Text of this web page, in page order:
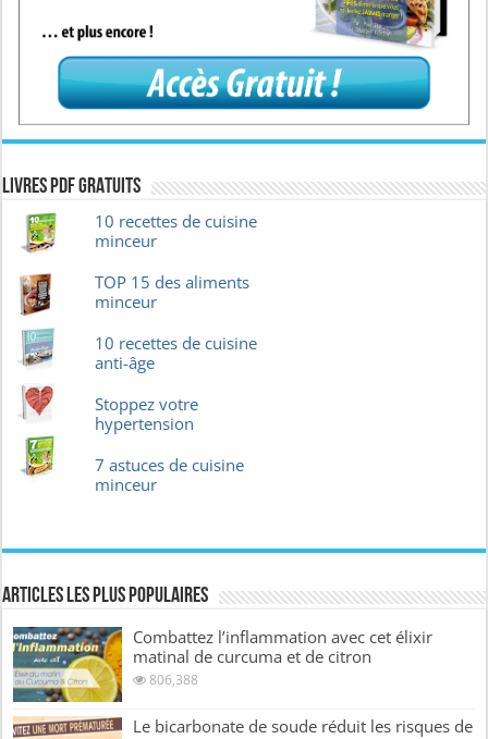
Livres pdf GRATUITS
10 recettes de cuisine
minceur
TOP 15 des aliments
minceur
10 recettes de cuisine
anti-âge
Stoppez votre
hypertension
7 astuces de cuisine
minceur
Articles les plus Populaires
Combattez l’inflammation avec cet élixir
matinal de curcuma et de citron
806,388
Le bicarbonate de soude réduit les risques de